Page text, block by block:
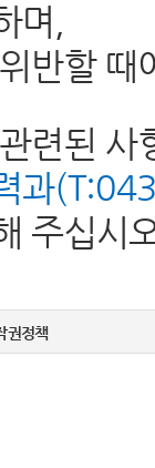
며,
반할 때
련된 사
과
주십시
권정책